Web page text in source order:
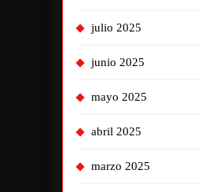
julio 2025
junio 2025
mayo 2025
abril 2025
marzo 2025